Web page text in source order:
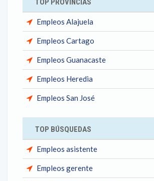
TOP PROVINCIAS
Empleos Alajuela
Empleos Cartago
Empleos Guanacaste
Empleos Heredia
Empleos San José
TOP BÚSQUEDAS
Empleos asistente
Empleos gerente